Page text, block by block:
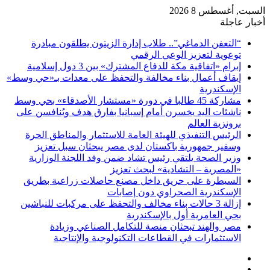
السبت, أغسطس 8 2026
أخبار عاجلة
“التعفن الدماغي”.. طلاب إدارة الزيتون يطلقون مبادرة
توعوية لتعزيز الوعي الرقمي
إبرام «اتفاقية مكة للدفاع المشترك» بين 3 دول إسلامية
إيقاف أعمال بناء مخالفة والتحفظ على معدات بـ«حي وسط»
الإسكندرية
مشاركة 45 طالبا في دورة «مستشار الأصدقاء» بحي وسط
ناشئات اليد يخسرن أمام إسبانيا بفارق هدف ويُنافسن على
برونزية العالم
الرئيس التنفيذي للهيئة العامة للاستثمار والمناطق الحرة
وسفير جمهورية باكستان لدى مصر يبحثان سبل تعزيز
وزير الصحة يلتقي رئيس تشاد ضمن وفد اللجنة الوزارية
«المصرية – التشادية» لبحث تعزيز
السيطرة على حريق داخل مصنع حاصلات زراعية بطريق
الإسكندرية الصحراوي دون إصابات
إزالة 3 حالات بناء مخالف والتحفظ على مركبات للنباشين
بحي العامرية أول بالإسكندرية
مصر والهند تبحثان منصة للتكامل الصناعي وزيادة
الاستثمارات في القطاعات التكنولوجية والإنتاجية